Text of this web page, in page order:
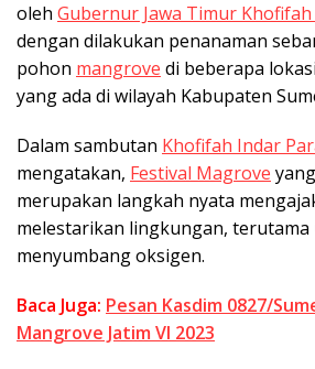
oleh Gubernur Jawa Timur
dengan dilakukan penanaman
pohon mangrove di beberapa
yang ada di wilayah Kabupaten
Dalam sambutan Khofifah Indar
mengatakan, Festival Magrove
merupakan langkah nyata
melestarikan lingkungan,
menyumbang oksigen.
Baca Juga: Pesan Kasdim 0827/
Mangrove Jatim VI 2023